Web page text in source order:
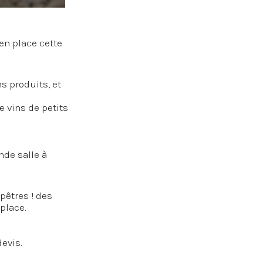
place cette
produits, et
vins de petits
salle à
! des